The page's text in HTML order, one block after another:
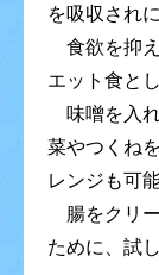
を吸収され
食欲を抑え
エット食と
味噌を入
菜やつくね
レンジも可
腸をクリ
ために、試